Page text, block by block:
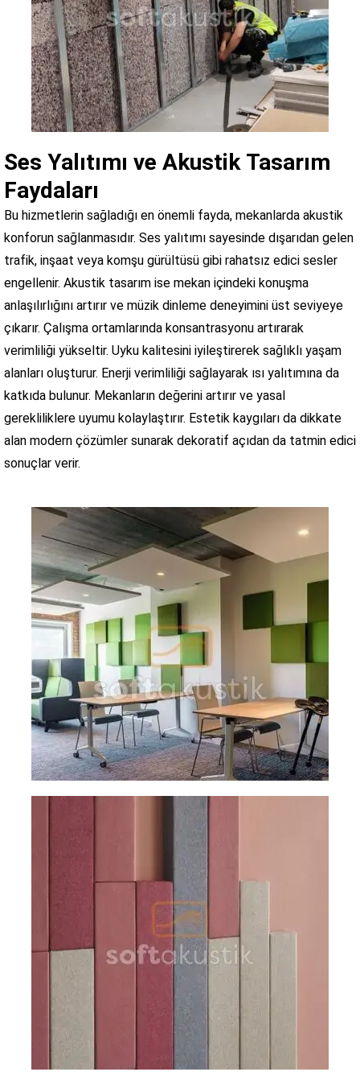
Ses Yalıtımı ve Akustik Tasarım
Faydaları
Bu hizmetlerin sağladığı en önemli fayda, mekanlarda akustik
konforun sağlanmasıdır. Ses yalıtımı sayesinde dışarıdan gelen
trafik, inşaat veya komşu gürültüsü gibi rahatsız edici sesler
engellenir. Akustik tasarım ise mekan içindeki konuşma
anlaşılırlığını artırır ve müzik dinleme deneyimini üst seviyeye
çıkarır. Çalışma ortamlarında konsantrasyonu artırarak
verimliliği yükseltir. Uyku kalitesini iyileştirerek sağlıklı yaşam
alanları oluşturur. Enerji verimliliği sağlayarak ısı yalıtımına da
katkıda bulunur. Mekanların değerini artırır ve yasal
gerekliliklere uyumu kolaylaştırır. Estetik kaygıları da dikkate
alan modern çözümler sunarak dekoratif açıdan da tatmin edici
sonuçlar verir.